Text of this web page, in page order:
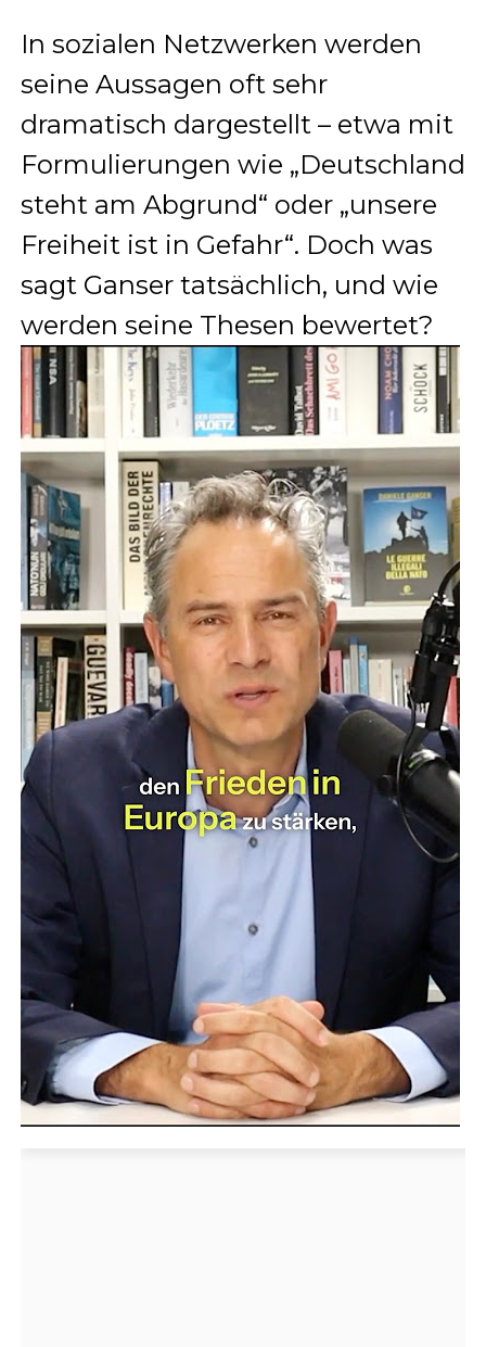
In sozialen Netzwerken werden
seine Aussagen oft sehr
dramatisch dargestellt – etwa mit
Formulierungen wie „Deutschland
steht am Abgrund“ oder „unsere
Freiheit ist in Gefahr“. Doch was
sagt Ganser tatsächlich, und wie
werden seine Thesen bewertet?